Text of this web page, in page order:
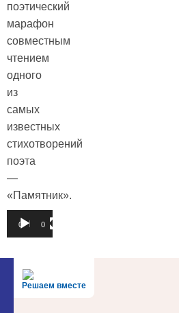
поэтический
марафон
совместным
чтением
одного
из
самых
известных
стихотворений
поэта
—
«Памятник».
Видеоплеер
00:00 01:31
Решаем вместе